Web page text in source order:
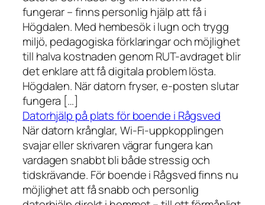
fungerar – finns personlig hjälp att få i
Högdalen. Med hembesök i lugn och trygg
miljö, pedagogiska förklaringar och möjlighet
till halva kostnaden genom RUT-avdraget blir
det enklare att få digitala problem lösta.
Högdalen. När datorn fryser, e-posten slutar
fungera […]
Datorhjälp på plats för boende i Rågsved
När datorn krånglar, Wi-Fi-uppkopplingen
svajar eller skrivaren vägrar fungera kan
vardagen snabbt bli både stressig och
tidskrävande. För boende i Rågsved finns nu
möjlighet att få snabb och personlig